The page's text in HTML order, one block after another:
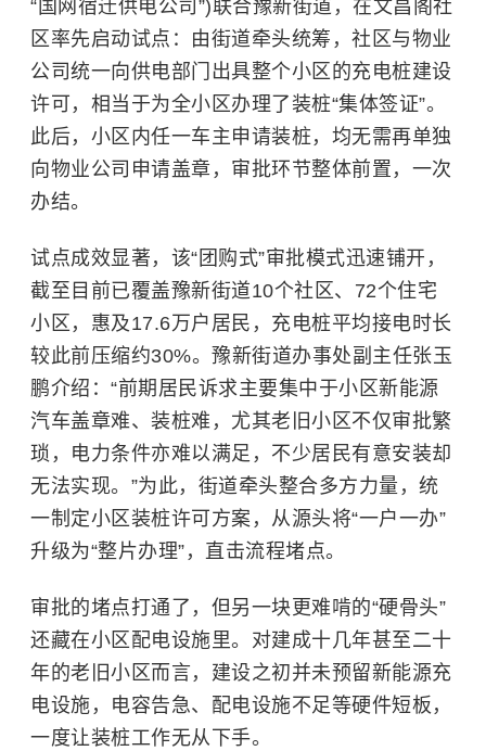
“国网宿迁供电公司”)联合豫新街道，在文昌阁社
区率先启动试点：由街道牵头统筹，社区与物业
公司统一向供电部门出具整个小区的充电桩建设
许可，相当于为全小区办理了装桩“集体签证”。
此后，小区内任一车主申请装桩，均无需再单独
向物业公司申请盖章，审批环节整体前置，一次
办结。
试点成效显著，该“团购式”审批模式迅速铺开，
截至目前已覆盖豫新街道10个社区、72个住宅
小区，惠及17.6万户居民，充电桩平均接电时长
较此前压缩约30%。豫新街道办事处副主任张玉
鹏介绍：“前期居民诉求主要集中于小区新能源
汽车盖章难、装桩难，尤其老旧小区不仅审批繁
琐，电力条件亦难以满足，不少居民有意安装却
无法实现。”为此，街道牵头整合多方力量，统
一制定小区装桩许可方案，从源头将“一户一办”
升级为“整片办理”，直击流程堵点。
审批的堵点打通了，但另一块更难啃的“硬骨头”
还藏在小区配电设施里。对建成十几年甚至二十
年的老旧小区而言，建设之初并未预留新能源充
电设施，电容告急、配电设施不足等硬件短板，
一度让装桩工作无从下手。